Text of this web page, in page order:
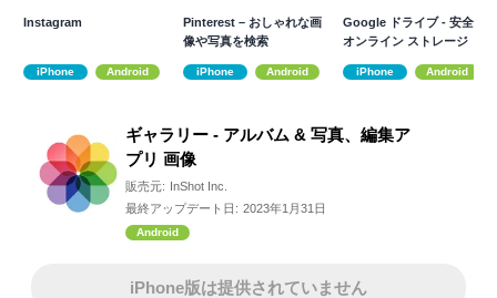
Instagram
iPhone Android
Pinterest – おしゃれな画
像や写真を検索
iPhone Android
Google ドライブ - 安全な
オンライン ストレージ
iPhone Android
ギャラリー - アルバム & 写真、編集ア
プリ 画像
販売元: InShot Inc.
最終アップデート日: 2023年1月31日
Android
iPhone版は提供されていません